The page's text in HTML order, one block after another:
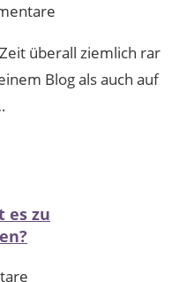
überall ziemlich rar
Blog als auch auf
es zu